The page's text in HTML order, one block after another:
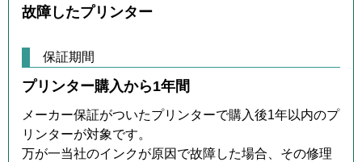
故障したプリンター
保証期間
プリンター購入から1年間
メーカー保証がついたプリンターで購入後1年以内のプ
リンターが対象です。
万が一当社のインクが原因で故障した場合、その修理